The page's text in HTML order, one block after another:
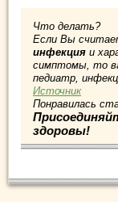
Что делать?
Если Вы
инфекция и
симптомы, то
педиатр,
Источник
Понравилась
здоровы!